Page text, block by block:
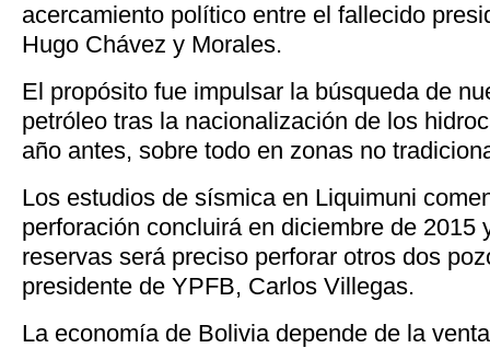
acercamiento político entre el fallecido
Hugo Chávez y Morales.
El propósito fue impulsar la búsqueda de
petróleo tras la nacionalización de los
año antes, sobre todo en zonas no
Los estudios de sísmica en Liquimuni
perforación concluirá en diciembre de 2015
reservas será preciso perforar otros dos
presidente de YPFB, Carlos Villegas.
La economía de Bolivia depende de la